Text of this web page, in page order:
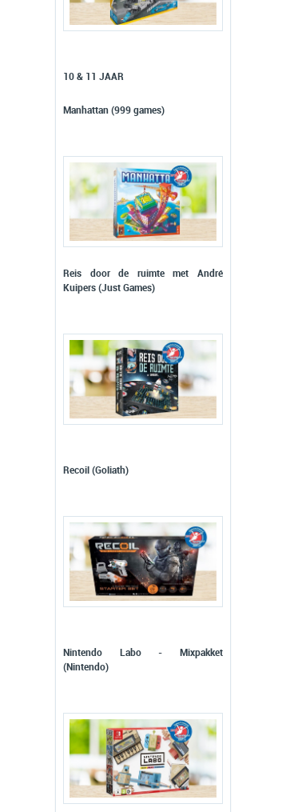
10 & 11 JAAR
Manhattan (999 games)
Reis door de ruimte met André
Kuipers (Just Games)
Recoil (Goliath)
Nintendo Labo - Mixpakket
(Nintendo)